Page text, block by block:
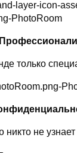
только
никто не